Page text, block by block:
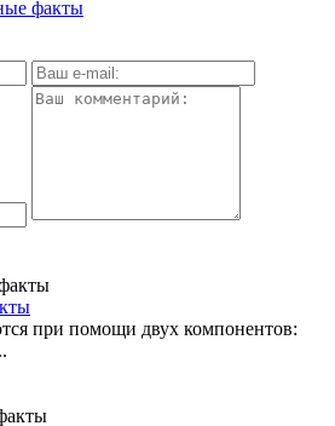
факты
при помощи двух компонентов: